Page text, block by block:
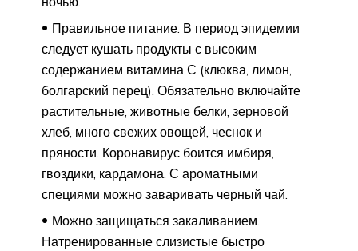
Правильное питание. В период эпидемии
следует кушать продукты с высоким
содержанием витамина С (клюква, лимон,
болгарский перец). Обязательно включайте
растительные, животные белки, зерновой
хлеб, много свежих овощей, чеснок и
пряности. Коронавирус боится имбиря,
гвоздики, кардамона. С ароматными
специями можно заваривать черный чай.
Можно защищаться закаливанием.
Натренированные слизистые быстро